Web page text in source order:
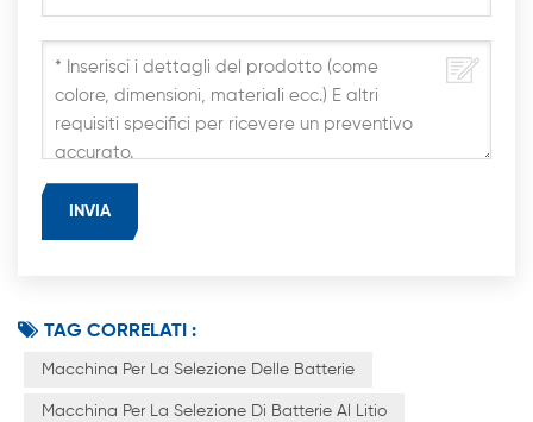
TAG CORRELATI :
Macchina Per La Selezione Delle Batterie
Macchina Per La Selezione Di Batterie Al Litio